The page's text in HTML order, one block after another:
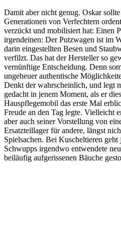
Damit aber nicht genug. Oskar
Generationen von Verfechtern
verzückt und mobilisiert hat: Einen
irgendeinen: Der Putzwagen ist im
darin eingestellten Besen und
verfilzt. Das hat der Hersteller so
vernünftige Entscheidung. Denn
ungeheuer authentische
Denkt der wahrscheinlich, und legt
gedacht in jenem Moment, als er
Hauspflegemobil das erste Mal
Freude an den Tag legte. Vielleicht
aber auch seiner Vorstellung von
Ersatzteillager für andere, längst
Spielsachen. Bei Kuscheltieren
Schwupps irgendwo entwendete
beiläufig aufgerissenen Bäuche